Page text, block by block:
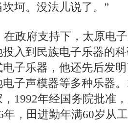
坷。没法儿说了。”
在政府支持下，太原电
投入到民族电子乐器的
电子乐器，他还先后发
子声模器等多种乐器
1992年经国务院批准
年，田进勤年满60岁从